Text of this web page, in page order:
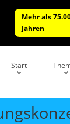
Mehr als
Jahren
Start